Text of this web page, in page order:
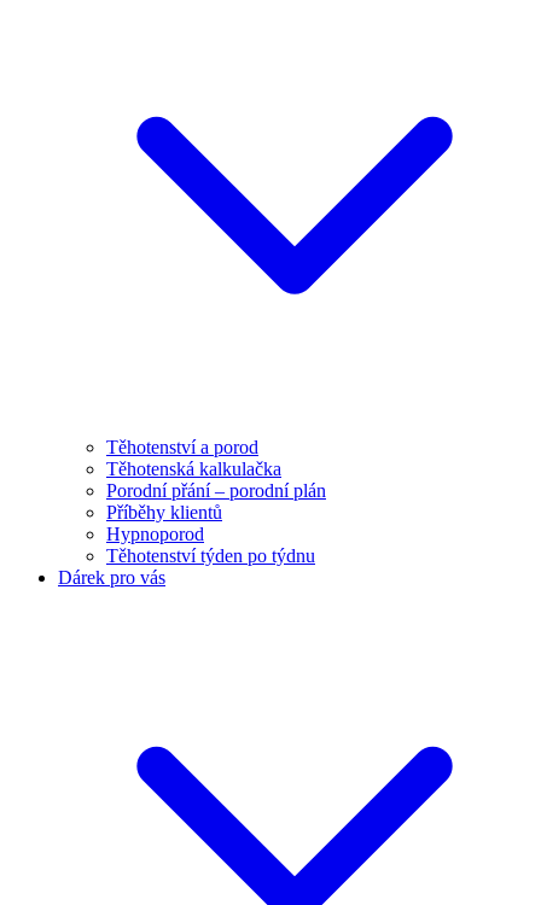
Těhotenství a porod
Těhotenská kalkulačka
Porodní přání – porodní plán
Příběhy klientů
Hypnoporod
Těhotenství týden po týdnu
Dárek pro vás